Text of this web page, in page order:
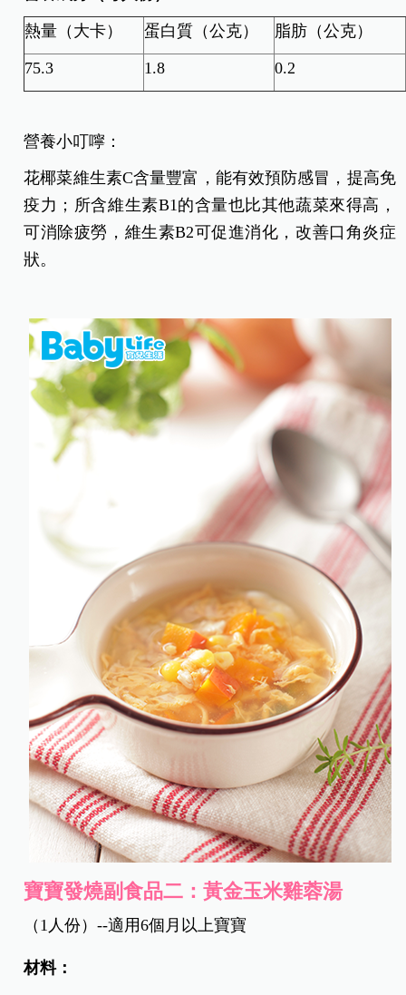
熱量（大卡） 蛋白質（公克） 脂肪（公克）
75.3 1.8 0.2
營養小叮嚀：
花椰菜維生素C含量豐富，能有效預防感冒，提高免
疫力；所含維生素B1的含量也比其他蔬菜來得高，
可消除疲勞，維生素B2可促進消化，改善口角炎症
狀。
寶寶發燒副食品二：黃金玉米雞蓉湯
（1人份）--適用6個月以上寶寶
材料：